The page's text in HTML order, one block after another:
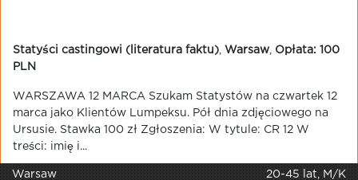
Statyści castingowi (literatura faktu) Warsaw
Opłata: 100
PLN
WARSZAWA 12 MARCA Szukam Statystów na czwartek 12
marca jako Klientów Lumpeksu. Pół dnia zdjęciowego na
Ursusie. Stawka 100 zł Zgłoszenia: W tytule: CR 12 W
treści: imię i...
Warsaw 20-45 lat, M/K